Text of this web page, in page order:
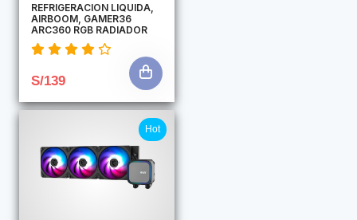
REFRIGERACION LIQUIDA,
AIRBOOM, GAMER36
ARC360 RGB RADIADOR
S/139
Hot